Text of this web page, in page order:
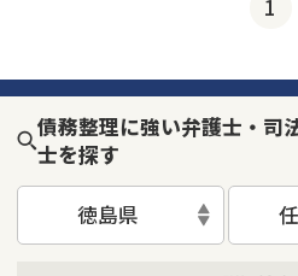
1
債務整理に強い弁護士・司
士を探す
徳島県